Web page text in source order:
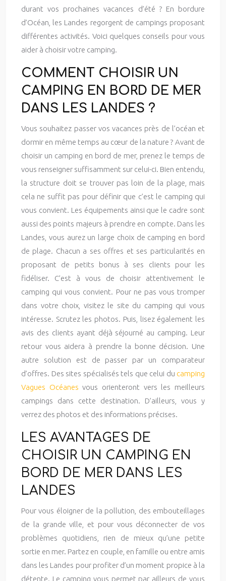
durant vos prochaines vacances d’été ? En bordure
d’Océan, les Landes regorgent de campings proposant
différentes activités. Voici quelques conseils pour vous
aider à choisir votre camping.
COMMENT CHOISIR UN
CAMPING EN BORD DE MER
DANS LES LANDES ?
Vous souhaitez passer vos vacances près de l’océan et
dormir en même temps au cœur de la nature ? Avant de
choisir un camping en bord de mer, prenez le temps de
vous renseigner suffisamment sur celui-ci. Bien entendu,
la structure doit se trouver pas loin de la plage, mais
cela ne suffit pas pour définir que c’est le camping qui
vous convient. Les équipements ainsi que le cadre sont
aussi des points majeurs à prendre en compte. Dans les
Landes, vous aurez un large choix de camping en bord
de plage. Chacun a ses offres et ses particularités en
proposant de petits bonus à ses clients pour les
fidéliser. C’est à vous de choisir attentivement le
camping qui vous convient. Pour ne pas vous tromper
dans votre choix, visitez le site du camping qui vous
intéresse. Scrutez les photos. Puis, lisez également les
avis des clients ayant déjà séjourné au camping. Leur
retour vous aidera à prendre la bonne décision. Une
autre solution est de passer par un comparateur
d’offres. Des sites spécialisés tels que celui du camping
Vagues Océanesvous orienteront vers les meilleurs
campings dans cette destination. D’ailleurs, vous y
verrez des photos et des informations précises.
LES AVANTAGES DE
CHOISIR UN CAMPING EN
BORD DE MER DANS LES
LANDES
Pour vous éloigner de la pollution, des embouteillages
de la grande ville, et pour vous déconnecter de vos
problèmes quotidiens, rien de mieux qu’une petite
sortie en mer. Partez en couple, en famille ou entre amis
dans les Landes pour profiter d’un moment propice à la
détente. Le camping vous permet par ailleurs de vous